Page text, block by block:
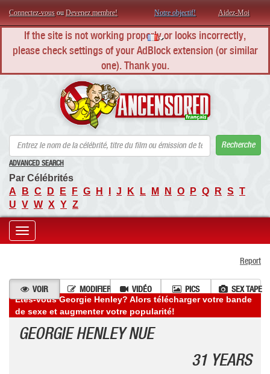
Connectez-vous ou Devenez membre! Notre objectif! Aidez-Moi
If the site is not working properly or looks incorrectly,
please check settings of your AdBlock extension (or similar
one). Thank you.
Recherche
ADVANCED SEARCH
Par Célébrités
A
B C D E F G H J K L M N O P Q R S T
U V W X Y Z
Toggle
Report
VOIR MODIFIER VIDÉO PICS
SEX TAPE
Êtes-vous Georgie Henley? Alors télécharger votre bande
de sexe et augmenter votre popularité!
GEORGIE HENLEY NUE
31 YEARS